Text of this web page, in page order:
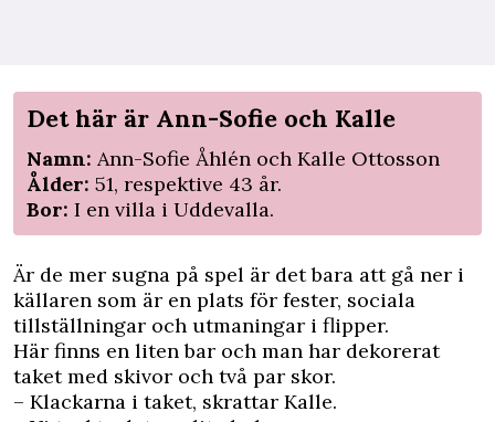
Det här är Ann-Sofie och Kalle
Namn: Ann-Sofie Åhlén och Kalle Ottosson
Ålder: 51, respektive 43 år.
Bor: I en villa i Uddevalla.
Är de mer sugna på spel är det bara att gå ner i
källaren som är en plats för fester, sociala
tillställningar och utmaningar i flipper.
Här finns en liten bar och man har dekorerat
taket med skivor och två par skor.
– Klackarna i taket, skrattar Kalle.